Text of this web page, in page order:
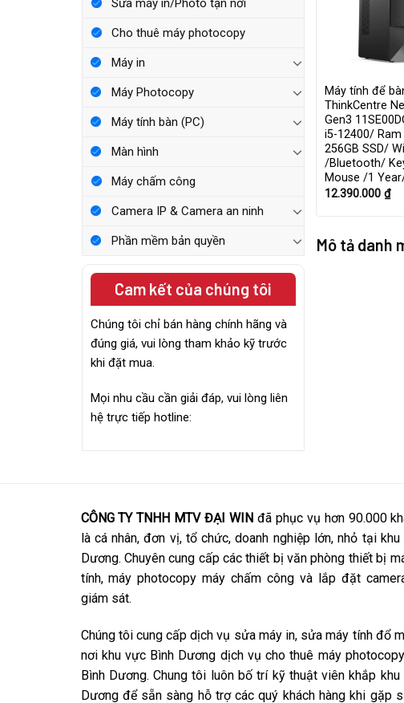
Sửa máy in/Photo tận nơi
Cho thuê máy photocopy
Máy in
Máy Photocopy
Máy tính bàn (PC)
Màn hình
Máy chấm công
Camera IP & Camera an ninh
Phần mềm bản quyền
Cam kết của chúng tôi
Chúng tôi chỉ bán hàng chính hãng và
đúng giá, vui lòng tham khảo kỹ trước
khi đặt mua.
Mọi nhu cầu cần giải đáp, vui lòng liên
hệ trực tiếp hotline:
Máy tính để
ThinkCentre
Gen3
i5-12400/
256GB SSD/
/Bluetooth/
Mouse /1
12.390.000₫
Mô tả danh
CÔNG TY TNHH MTV ĐẠI WIN đã phục vụ hơn 90.000
là cá nhân, đơn vị, tổ chức, doanh nghiệp lớn, nhỏ tại
Dương. Chuyên cung cấp các thiết bị văn phòng thiết bị
tính, máy photocopy máy chấm công và lắp đặt
giám sát.
Chúng tôi cung cấp dịch vụ sửa máy in, sửa máy tính đổ
nơi khu vực Bình Dương dịch vụ cho thuê máy
Bình Dương. Chung tôi luôn bố trí kỹ thuật viên khắp khu
Dương để sẵn sàng hỗ trợ các quý khách hàng khi gặp